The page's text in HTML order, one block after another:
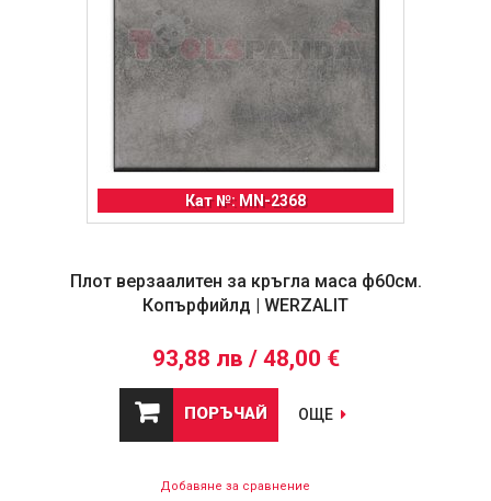
Кат №: MN-2368
Плот верзаалитен за кръгла маса ф60см.
Копърфийлд | WERZALIT
93,88 лв / 48,00 €
ПОРЪЧАЙ ОЩЕ
Добавяне за сравнение